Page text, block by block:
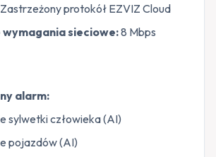
Zastrzeżony protokół EZVIZ Cloud
wymagania sieciowe:8 Mbps
alarm:
sylwetki człowieka (AI)
pojazdów (AI)